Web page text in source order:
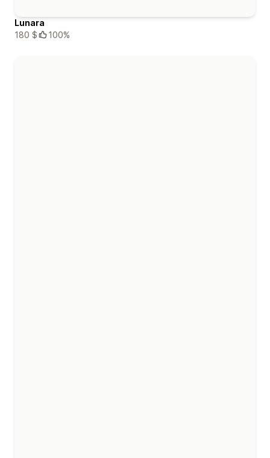
Lunara
180 $
100%